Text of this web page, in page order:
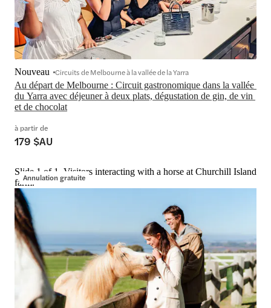
Au départ de Melbourne : Circuit gastronomique dans la vallée
du Yarra avec déjeuner à deux plats, dégustation de gin, de vin
et de chocolat
Nouveau Circuits de Melbourne à la vallée de la Yarra
à partir de
179 $AU
Annulation gratuite
Slide 1 of 1, Visitors interacting with a horse at Churchill Island
farm.